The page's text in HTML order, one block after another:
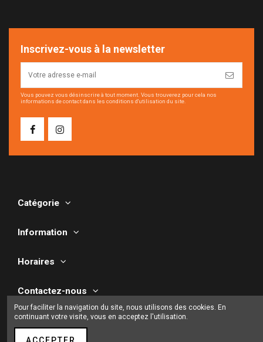
Inscrivez-vous à la newsletter
Vous pouvez vous désinscrire à tout moment. Vous trouverez pour cela nos
informations de contact dans les conditions d'utilisation du site.
Catégorie
Information
Horaires
Contactez-nous
Pour faciliter la navigation du site, nous utilisons des cookies. En
continuant votre visite, vous en acceptez l'utilisation.